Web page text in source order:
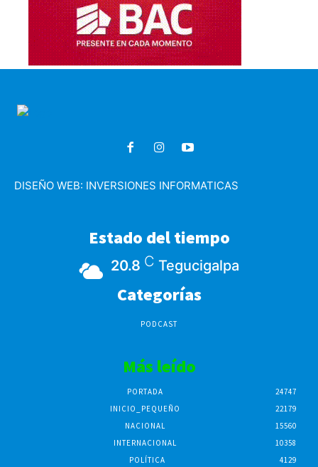
DISEÑO WEB: INVERSIONES INFORMATICAS
Estado del tiempo
20.8 C Tegucigalpa
Categorías
PODCAST
Más leído
PORTADA
24747
INICIO_PEQUEÑO
22179
NACIONAL
15560
INTERNACIONAL
10358
POLÍTICA
4129